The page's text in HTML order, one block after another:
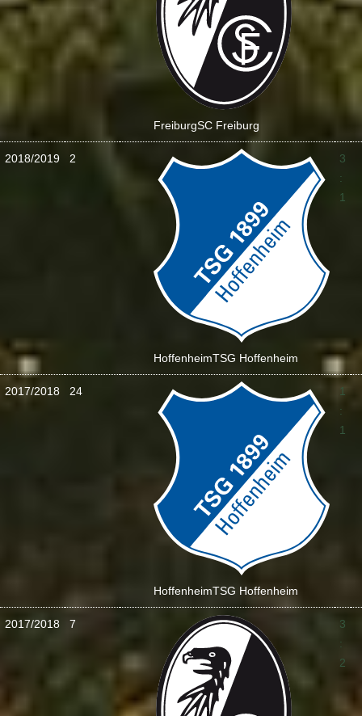
FreiburgSC Freiburg
2018/2019 2
HoffenheimTSG Hoffenheim
3
:
1
2017/2018 24
HoffenheimTSG Hoffenheim
1
:
1
2017/2018 7
3
:
2